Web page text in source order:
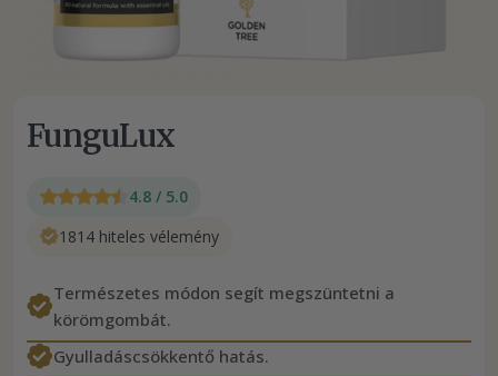
FunguLux
4.8 / 5.0
1814 hiteles vélemény
Természetes módon segít megszüntetni a
körömgombát.
Gyulladáscsökkentő hatás.